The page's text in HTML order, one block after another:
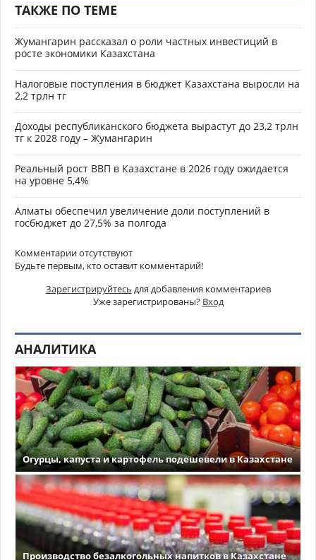
ТАКЖЕ ПО ТЕМЕ
Жумангарин рассказал о роли частных инвестиций в
росте экономики Казахстана
Налоговые поступления в бюджет Казахстана выросли на
2,2 трлн тг
Доходы республиканского бюджета вырастут до 23,2 трлн
тг к 2028 году – Жумангарин
Реальный рост ВВП в Казахстане в 2026 году ожидается
на уровне 5,4%
Алматы обеспечил увеличение доли поступлений в
госбюджет до 27,5% за полгода
Комментарии отсутствуют
Будьте первым, кто оставит комментарий!
Зарегистрируйтесь для добавления комментариев
Уже зарегистрированы? Вход
АНАЛИТИКА
Огурцы, капуста и картофель подешевели в Казахстане
Производство безалкогольных напитков в Казахстане